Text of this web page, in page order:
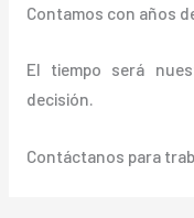
Contamos con años
El tiempo será
decisión.
Contáctanos para